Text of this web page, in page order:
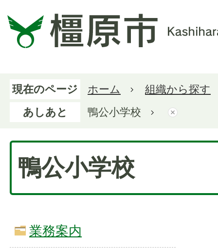
現在のページ ホーム
組織から探す
あしあと
鴨公小学校
鴨公小学校
業務案内